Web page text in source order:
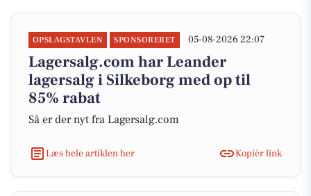
OPSLAGSTAVLEN SPONSORERET 05-08-2026 22:07
Lagersalg.com har Leander
lagersalg i Silkeborg med op til
85% rabat
Så er der nyt fra Lagersalg.com
Læs hele artiklen her Kopiér link